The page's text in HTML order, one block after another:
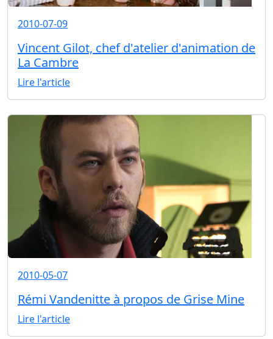
2010-07-09
Vincent Gilot, chef d'atelier d'animation de
La Cambre
Lire l'article
2010-05-07
Rémi Vandenitte à propos de Grise Mine
Lire l'article